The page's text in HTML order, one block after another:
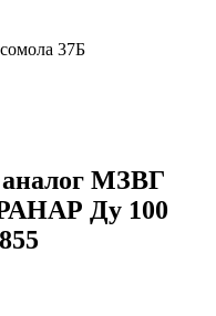
37Б
аналог МЗВГ
Ду 100